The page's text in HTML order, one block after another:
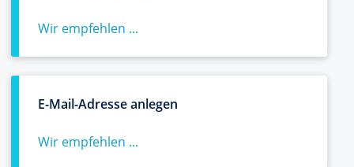
Wir empfehlen ...
E-Mail-Adresse anlegen
Wir empfehlen ...